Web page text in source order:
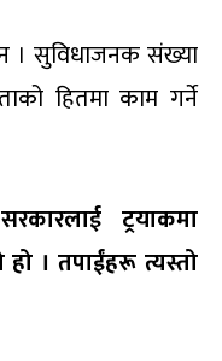
। सुविधाजनक संख्या
हितमा काम गर्ने
ट्रयाकमा
हो । तपाईंहरू त्यस्तो